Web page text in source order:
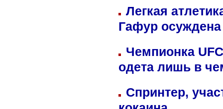
Легкая
Гафур осуждена
Чемпионка
одета лишь в
Спринтер,